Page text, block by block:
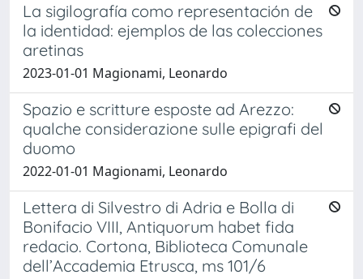
La sigilografía como representación de
la identidad: ejemplos de las colecciones
aretinas
2023-01-01 Magionami, Leonardo
Spazio e scritture esposte ad Arezzo:
qualche considerazione sulle epigrafi del
duomo
2022-01-01 Magionami, Leonardo
Lettera di Silvestro di Adria e Bolla di
Bonifacio VIII, Antiquorum habet fida
redacio. Cortona, Biblioteca Comunale
dell’Accademia Etrusca, ms 101/6